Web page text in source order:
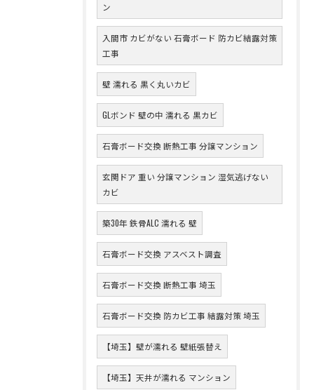
ン
入間市 カビがない 石膏ボード 防カビ結露対策
工事
壁 濡れる 黒く丸いカビ
GLボンド 壁の中 濡れる 黒カビ
石膏ボード交換 断熱工事 分譲マンション
玄関ドア 重い 分譲マンション 湿気逃げない
カビ
築30年 鉄骨ALC 濡れる 壁
石膏ボード交換 アスベスト調査
石膏ボード交換 断熱工事 埼玉
石膏ボード交換 防カビ工事 結露対策 埼玉
【埼玉】壁が濡れる 壁紙張替え
【埼玉】天井が濡れる マンション